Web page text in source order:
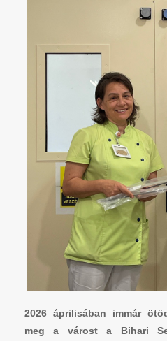
2026 áprilisában immár
meg a várost a Bihari